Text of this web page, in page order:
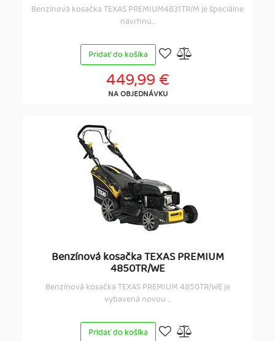
Benzínová kosačka TEXAS PREMIUM4831TR/M je špeciálne
navrhnu...
Pridať do košíka
449,99 €
NA OBJEDNÁVKU
Benzínová kosačka TEXAS PREMIUM
4850TR/WE
Benzínová kosačka TEXAS PREMIUM 4850TR/WE je
vybavená novou ...
Pridať do košíka